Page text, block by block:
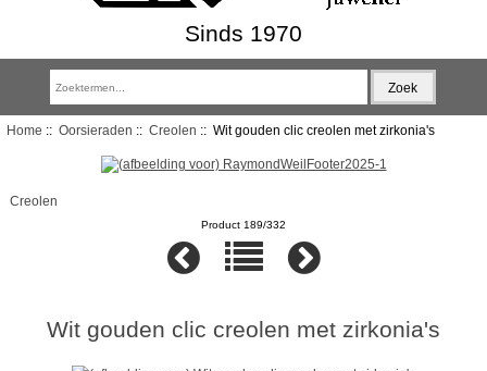
Sinds 1970
Home :: Oorsieraden :: Creolen :: Wit gouden clic creolen met zirkonia's
Creolen
Product 189/332
Wit gouden clic creolen met zirkonia's